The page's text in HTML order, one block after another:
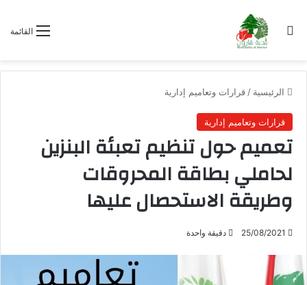
القائمة بحث عن
الرئيسية / قرارات وتعاميم إدارية
قرارات وتعاميم إدارية
تعميم حول تنظيم تعبئة البنزين
لحاملي بطاقة المحروقات
وطريقة الاستحصال عليها
25/08/2021 دقيقة واحدة